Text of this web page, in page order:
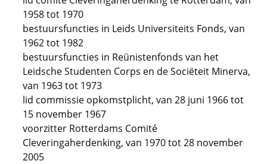
1958 tot 1970
bestuursfuncties in Leids Universiteits Fonds, van
1962 tot 1982
bestuursfuncties in Reünistenfonds van het
Leidsche Studenten Corps en de Sociëteit Minerva,
van 1963 tot 1973
lid commissie opkomstplicht, van 28 juni 1966 tot
15 november 1967
voorzitter Rotterdams Comité
Cleveringaherdenking, van 1970 tot 28 november
2005